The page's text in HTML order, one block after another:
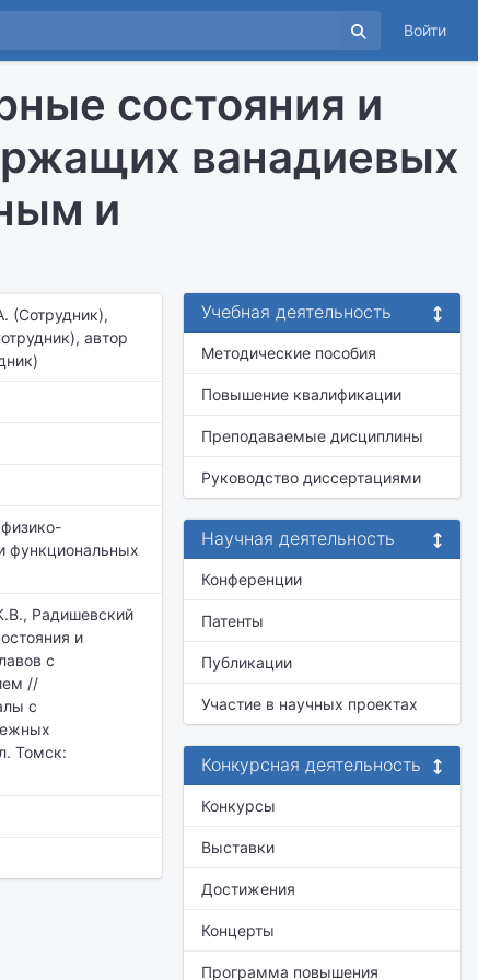
Войти
состояния и
ванадиевых
и
(Сотрудник),
автор
функциональных
Радишевский
и
с
//
с
Томск:
Учебная деятельность
Методические пособия
Повышение квалификации
Преподаваемые дисциплины
Руководство диссертациями
Научная деятельность
Конференции
Патенты
Публикации
Участие в научных проектах
Конкурсная деятельность
Конкурсы
Выставки
Достижения
Концерты
Программа повышения